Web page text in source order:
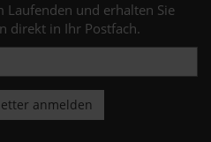
Laufenden und erhalten Sie
direkt in Ihr Postfach.